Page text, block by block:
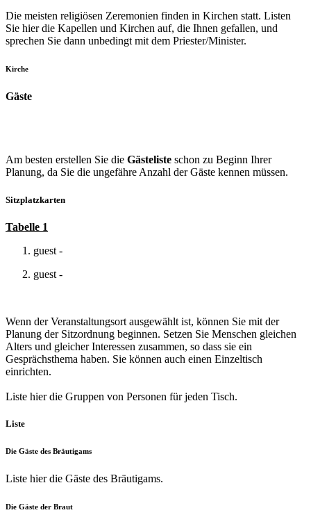
Die meisten religiösen Zeremonien finden in Kirchen statt. Listen
Sie hier die Kapellen und Kirchen auf, die Ihnen gefallen, und
sprechen Sie dann unbedingt mit dem Priester/Minister.
Kirche
Gäste
Am besten erstellen Sie die Gästeliste schon zu Beginn Ihrer
Planung, da Sie die ungefähre Anzahl der Gäste kennen müssen.
Sitzplatzkarten
Tabelle 1
guest -
guest -
Wenn der Veranstaltungsort ausgewählt ist, können Sie mit der
Planung der Sitzordnung beginnen. Setzen Sie Menschen gleichen
Alters und gleicher Interessen zusammen, so dass sie ein
Gesprächsthema haben. Sie können auch einen Einzeltisch
einrichten.
Liste hierdie Gruppen von Personen für jeden Tisch.
Liste
Die Gäste des Bräutigams
Liste hierdie Gäste des Bräutigams.
Die Gäste der Braut